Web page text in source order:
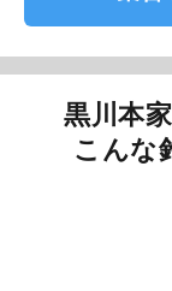
黒川本
こんな